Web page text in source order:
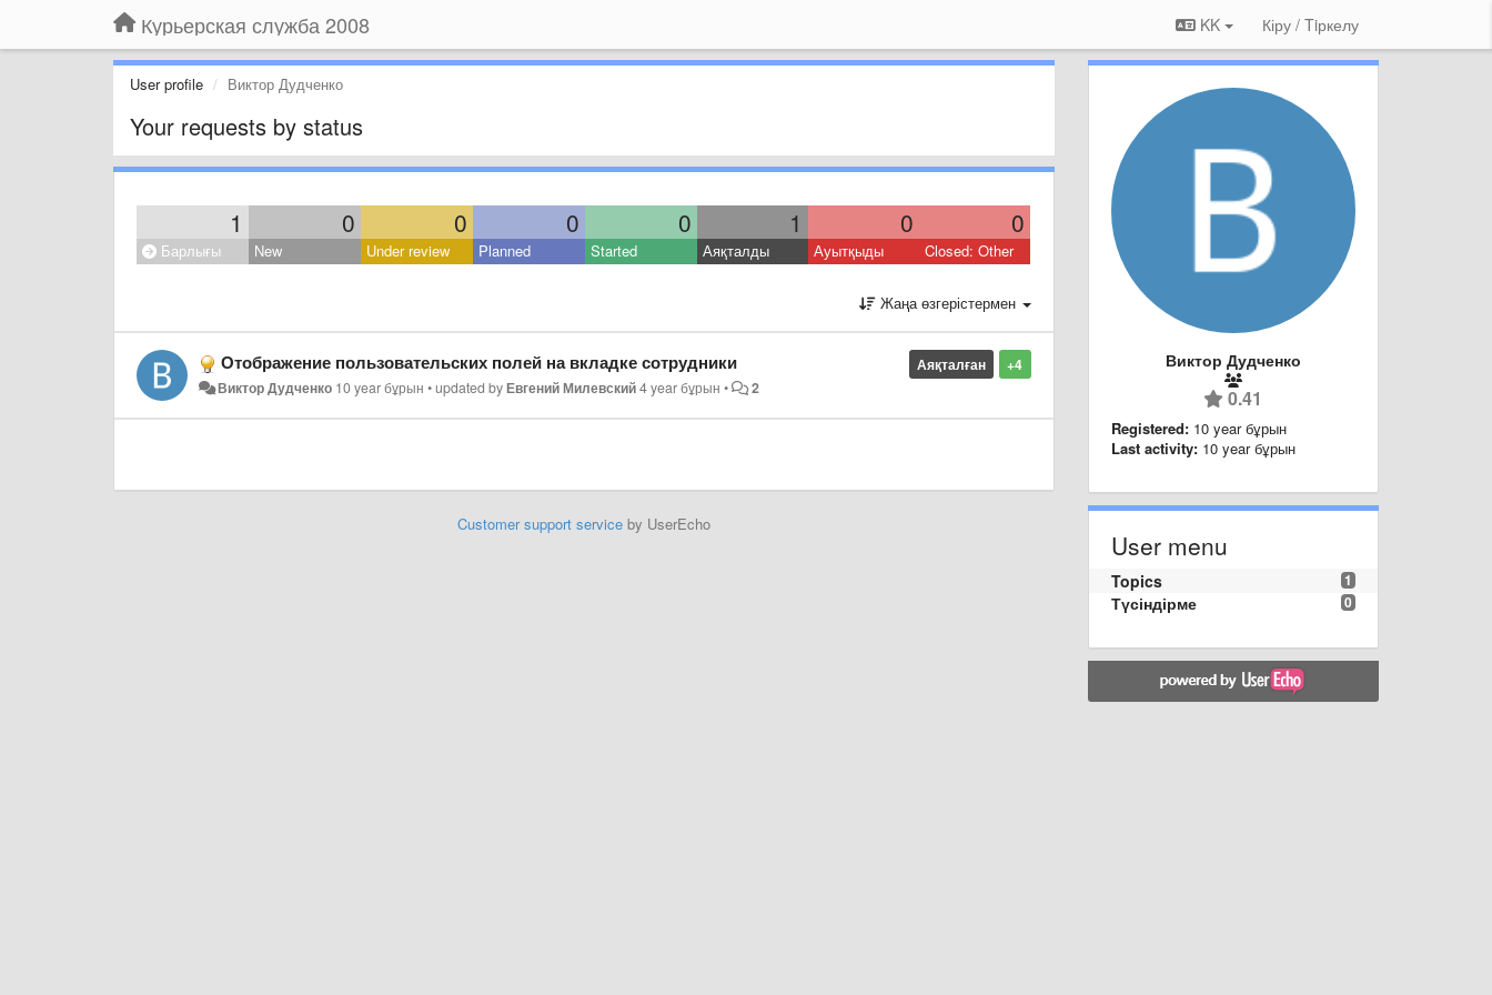
Курьерская служба 2008 KK Кіру / Tiркелу
User profile Виктор Дудченко
Your requests by status
1 0 0 0 0 1 0 0
Барлығы New Under review Planned Started Аяқталды Ауытқыды Closed: Other
Жаңа өзгерістермен
+4
Аяқталған
Отображение пользовательских полей на вкладке сотрудники
Виктор Дудченко 10 year бұрын •updated byЕвгений Милевский4 year бұрын • 2
Customer support serviceby UserEcho
Виктор Дудченко
0.41
Registered: 10 year бұрын
Last activity: 10 year бұрын
User menu
1
Topics
0
Түсіндірме